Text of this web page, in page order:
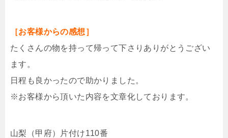
［お客様からの感想］
たくさんの物を持って帰って下さりありがとうござい
ます。
日程も良かったので助かりました。
※お客様から頂いた内容を文章化しております。
山梨（甲府）片付け110番